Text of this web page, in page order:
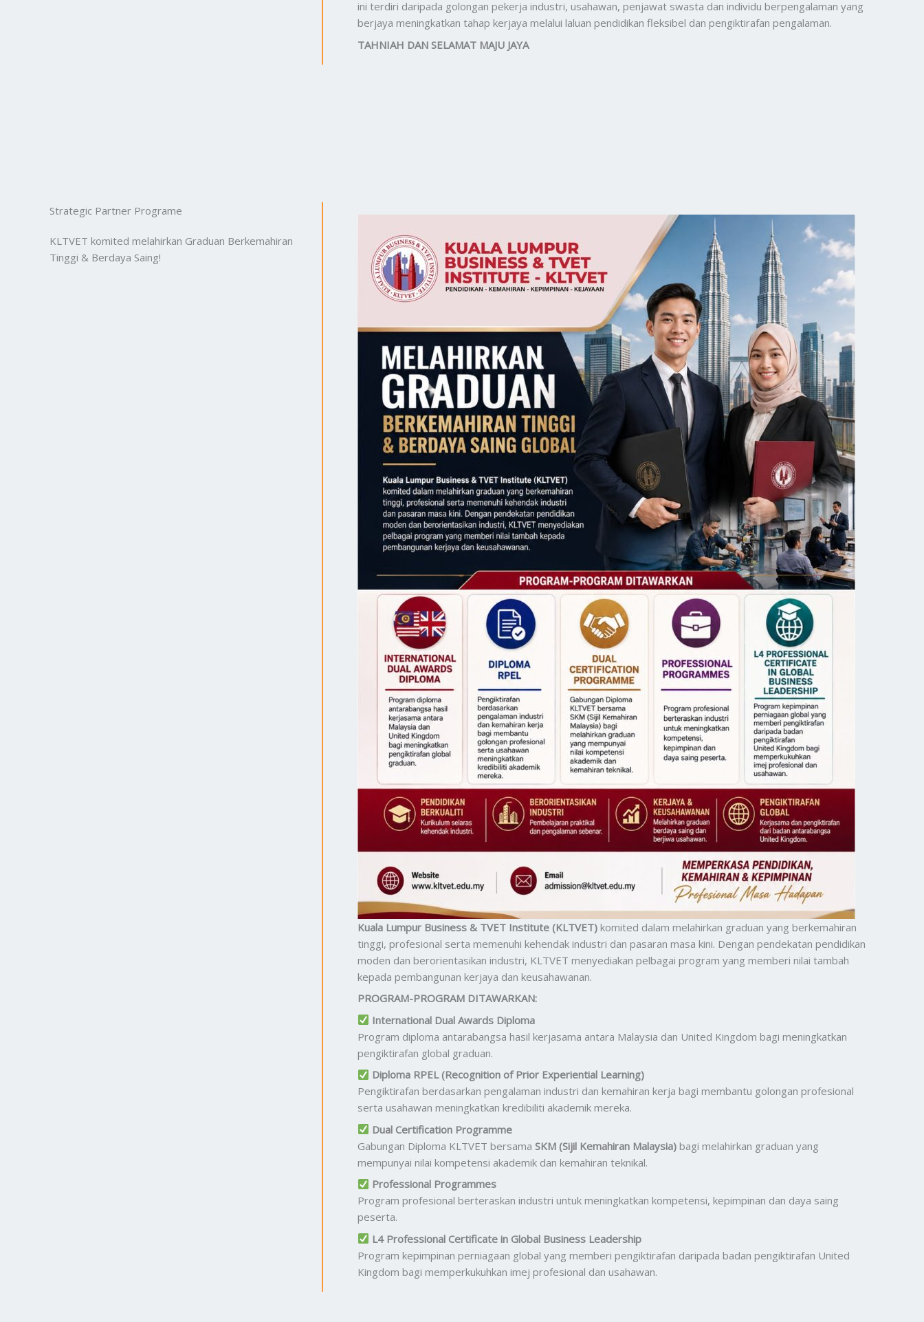
ini terdiri daripada golongan pekerja industri, usahawan, penjawat swasta dan individu berpengalaman yang
berjaya meningkatkan tahap kerjaya melalui laluan pendidikan fleksibel dan pengiktirafan pengalaman.
TAHNIAH DAN SELAMAT MAJU JAYA
Strategic Partner Programe
KLTVET komited melahirkan Graduan Berkemahiran
Tinggi & Berdaya Saing!
Kuala Lumpur Business & TVET Institute (KLTVET) komited dalam melahirkan graduan yang berkemahiran
tinggi, profesional serta memenuhi kehendak industri dan pasaran masa kini. Dengan pendekatan pendidikan
moden dan berorientasikan industri, KLTVET menyediakan pelbagai program yang memberi nilai tambah
kepada pembangunan kerjaya dan keusahawanan.
PROGRAM-PROGRAM DITAWARKAN:
International Dual Awards Diploma
Program diploma antarabangsa hasil kerjasama antara Malaysia dan United Kingdom bagi meningkatkan
pengiktirafan global graduan.
Diploma RPEL (Recognition of Prior Experiential Learning)
Pengiktirafan berdasarkan pengalaman industri dan kemahiran kerja bagi membantu golongan profesional
serta usahawan meningkatkan kredibiliti akademik mereka.
Dual Certification Programme
Gabungan Diploma KLTVET bersama SKM (Sijil Kemahiran Malaysia) bagi melahirkan graduan yang
mempunyai nilai kompetensi akademik dan kemahiran teknikal.
Professional Programmes
Program profesional berteraskan industri untuk meningkatkan kompetensi, kepimpinan dan daya saing
peserta.
L4 Professional Certificate in Global Business Leadership
Program kepimpinan perniagaan global yang memberi pengiktirafan daripada badan pengiktirafan United
Kingdom bagi memperkukuhkan imej profesional dan usahawan.